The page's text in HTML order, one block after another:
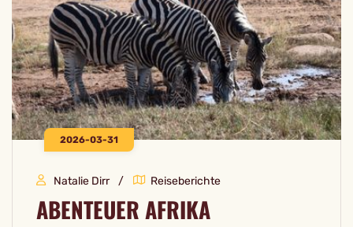
2026-03-31
Natalie Dirr Reiseberichte
ABENTEUER AFRIKA